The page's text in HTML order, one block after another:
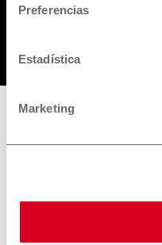
Preferencias
Estadística
Marketing